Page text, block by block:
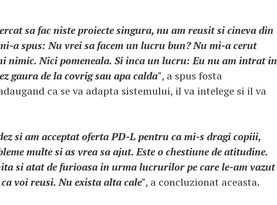
sa fac niste proiecte singura, nu am reusit si cineva din
a spus: Nu vrei sa facem un lucru bun? Nu mi-a cerut
nimic. Nici pomeneala. Si inca un lucru: Eu nu am intrat in
gaura de la covrig sau apa calda", a spus fosta
ca se va adapta sistemului, il va intelege si il va
si am acceptat oferta PD-L pentru ca mi-s dragi copiii,
multe si as vrea sa ajut. Este o chestiune de atitudine.
si atat de furioasa in urma lucrurilor pe care le-am vazut
voi reusi. Nu exista alta cale", a concluzionat aceasta.